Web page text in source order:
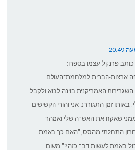
כותב פרנקל עצמו בספרו:
ארצות-הברית למלחמת־העולם
‏האמריקנית ‏בוינה לבוא ולקבל
זמן התגוררנו אני והורי הקשישים
‏ממני שאקח את האשרה שלי ואמהר
התחלתי מהסס, ‏‏"האם כך באמת
באמת לעשות דבר כזה?" משום